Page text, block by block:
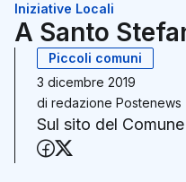
Iniziative Locali
A Santo
Piccoli comuni
3 dicembre 2019
di redazione Postenews
Sul sito del
Condividi su